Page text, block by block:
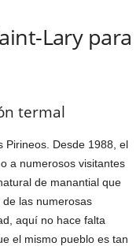
Lary para
termal
Pirineos. Desde 1988, el
a numerosos visitantes
de manantial que
las numerosas
aquí no hace falta
el mismo pueblo es tan